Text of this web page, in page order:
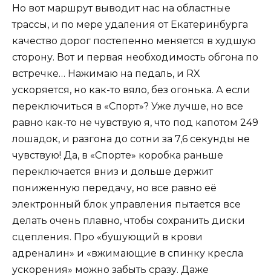
Но вот маршрут выводит нас на областные
трассы, и по мере удаления от Екатеринбурга
качество дорог постепенно меняется в худшую
сторону. Вот и первая необходимость обгона по
встречке… Нажимаю на педаль, и RX
ускоряется, но как-то вяло, без огонька. А если
переключиться в «Спорт»? Уже лучше, но все
равно как-то не чувствую я, что под капотом 249
лошадок, и разгона до сотни за 7,6 секунды не
чувствую! Да, в «Спорте» коробка раньше
переключается вниз и дольше держит
пониженную передачу, но все равно её
электронный блок управления пытается все
делать очень плавно, чтобы сохранить диски
сцепления. Про «бушующий в крови
адреналин» и «вжимающие в спинку кресла
ускорения» можно забыть сразу. Даже